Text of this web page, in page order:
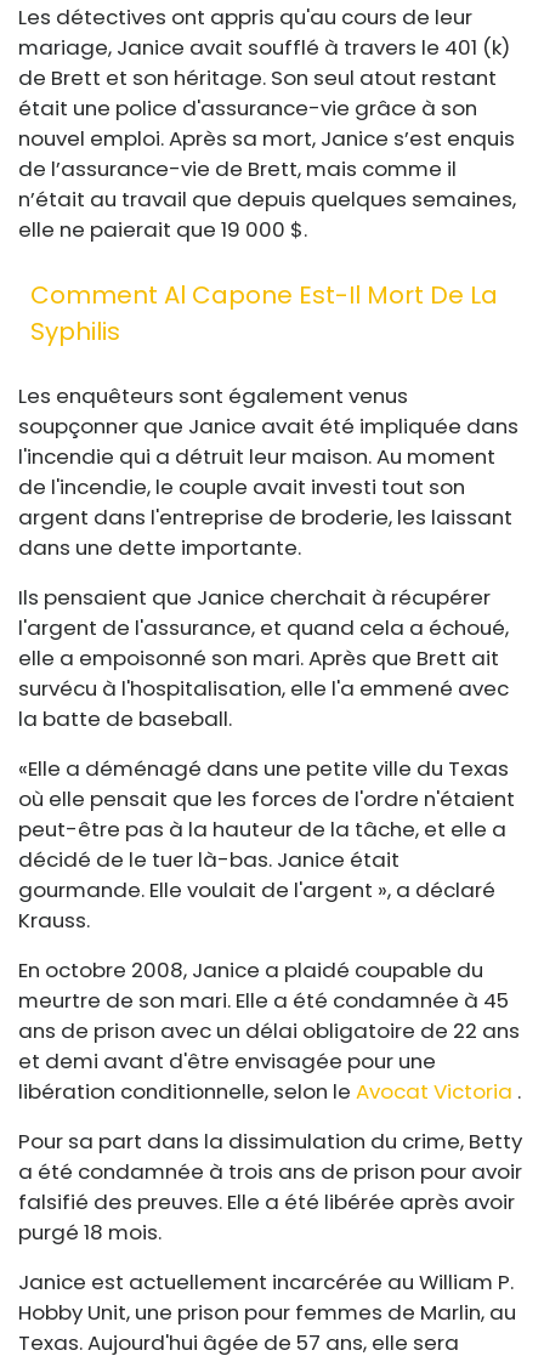
Les détectives ont appris qu'au cours de leur
mariage, Janice avait soufflé à travers le 401 (k)
de Brett et son héritage. Son seul atout restant
était une police d'assurance-vie grâce à son
nouvel emploi. Après sa mort, Janice s’est enquis
de l’assurance-vie de Brett, mais comme il
n’était au travail que depuis quelques semaines,
elle ne paierait que 19 000 $.
Comment Al Capone Est-Il Mort De La
Syphilis
Les enquêteurs sont également venus
soupçonner que Janice avait été impliquée dans
l'incendie qui a détruit leur maison. Au moment
de l'incendie, le couple avait investi tout son
argent dans l'entreprise de broderie, les laissant
dans une dette importante.
Ils pensaient que Janice cherchait à récupérer
l'argent de l'assurance, et quand cela a échoué,
elle a empoisonné son mari. Après que Brett ait
survécu à l'hospitalisation, elle l'a emmené avec
la batte de baseball.
«Elle a déménagé dans une petite ville du Texas
où elle pensait que les forces de l'ordre n'étaient
peut-être pas à la hauteur de la tâche, et elle a
décidé de le tuer là-bas. Janice était
gourmande. Elle voulait de l'argent », a déclaré
Krauss.
En octobre 2008, Janice a plaidé coupable du
meurtre de son mari. Elle a été condamnée à 45
ans de prison avec un délai obligatoire de 22 ans
et demi avant d'être envisagée pour une
libération conditionnelle, selon le Avocat Victoria .
Pour sa part dans la dissimulation du crime, Betty
a été condamnée à trois ans de prison pour avoir
falsifié des preuves. Elle a été libérée après avoir
purgé 18 mois.
Janice est actuellement incarcérée au William P.
Hobby Unit, une prison pour femmes de Marlin, au
Texas. Aujourd'hui âgée de 57 ans, elle sera